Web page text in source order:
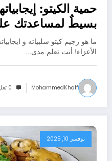
حمية الكيتو:
بسيطٌ لمساعدتك
الاستنتاج الصحيح
ما هو رجيم كيتو سلبياته و
الأعزاء! أنت تعلم مدى…
MohammedKhalf 0 تعليقات
نوفمبر 10, 2025